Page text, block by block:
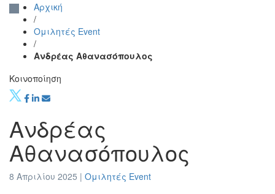
επιχειρήσεων και
βιομηχανιών
Αρχική
/
Ομιλητές Event
/
Ανδρέας Αθανασόπουλος
Κοινοποίηση
Ανδρέας
Αθανασόπουλος
8 Απριλίου 2025 | Ομιλητές Event